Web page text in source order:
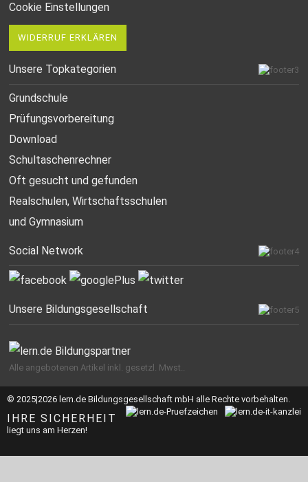
Cookie Einstellungen
WIDERRUF ERKLÄREN
Unsere Topkategorien
Grundschule
Prüfungsvorbereitung
Download
Schultaschenrechner
Oft gesucht und gefunden
Realschulen,Wirtschaftsschulen
und Gymnasium
Social Network
Unsere Bildungsgesellschaft
Alle angebotenen Artikel inkl. gesetzl. Mwst..
© 2025|2026 lern.de Bildungsgesellschaft mbH alle Rechte vorbehalten.
IHRE SICHERHEIT
liegt uns am Herzen!